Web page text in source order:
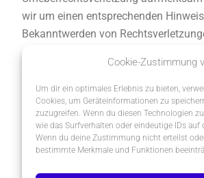
Cookie-Zustimmung
Um dir ein optimales Erlebnis zu bieten,
Cookies, um Geräteinformationen zu
zuzugreifen. Wenn du diesen Technologien
wie das Surfverhalten oder eindeutige IDs auf
Wenn du deine Zustimmung nicht erteilst
bestimmte Merkmale und Funktionen
wir um einen entsprechenden
Bekanntwerden von
Quellenangaben: eRecht24
eRecht24
2026 © Strom von Quelle